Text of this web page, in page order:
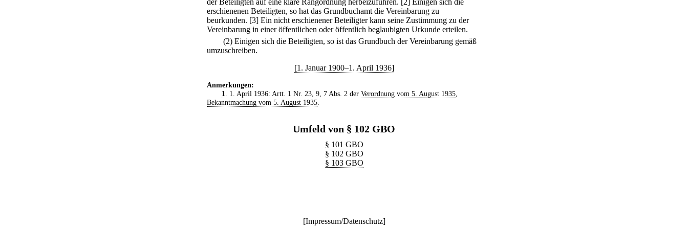
der Beteiligten auf eine klare Rangordnung herbeizuführen. [2] Einigen sich die
erschienenen Beteiligten, so hat das Grundbuchamt die Vereinbarung zu
beurkunden. [3] Ein nicht erschienener Beteiligter kann seine Zustimmung zu der
Vereinbarung in einer öffentlichen oder öffentlich beglaubigten Urkunde erteilen.
(2) Einigen sich die Beteiligten, so ist das Grundbuch der Vereinbarung gemäß
umzuschreiben.
[1. Januar 1900–1. April 1936]
Anmerkungen:
1. 1. April 1936: Artt. 1 Nr. 23, 9, 7 Abs. 2 der Verordnung vom 5. August 1935,
Bekanntmachung vom 5. August 1935.
Umfeld von § 102 GBO
§ 101 GBO
§ 102 GBO
§ 103 GBO
[Impressum/Datenschutz]